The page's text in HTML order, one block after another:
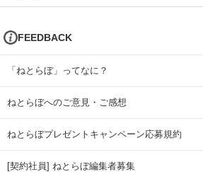
FEEDBACK
「ねとらぼ」ってなに？
ねとらぼへのご意見・ご感想
ねとらぼプレゼントキャンペーン応募規約
[契約社員] ねとらぼ編集者募集